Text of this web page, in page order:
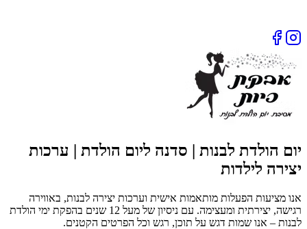
יום הולדת לבנות | סדנה ליום הולדת | ערכות
יצירה לילדות
אנו מציעות הפעלות מותאמות אישית וערכות יצירה לבנות, באווירה
רגישה, יצירתית ומעצימה. עם ניסיון של מעל 12 שנים בהפקת ימי הולדת
לבנות – אנו שמות דגש על תוכן, רגש וכל הפרטים הקטנים.